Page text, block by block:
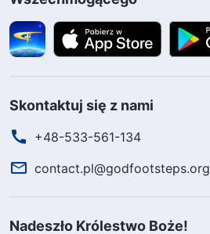
Skontaktuj się z nami
+48-533-561-134
contact.pl@godfootsteps.org
Nadeszło Królestwo Boże!